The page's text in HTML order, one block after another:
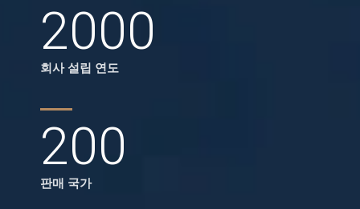
2000
회사 설립 연도
200
판매 국가